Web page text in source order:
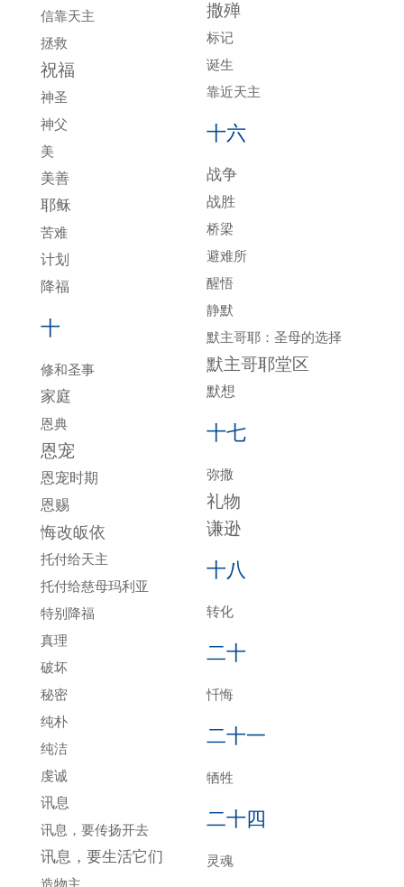
信靠天主
拯救
祝福
神圣
神父
美
美善
耶稣
苦难
计划
降福
十
修和圣事
家庭
恩典
恩宠
恩宠时期
恩赐
悔改皈依
托付给天主
托付给慈母玛利亚
特别降福
真理
破坏
秘密
纯朴
纯洁
虔诚
讯息
讯息，要传扬开去
讯息，要生活它们
造物主
撒殚
标记
诞生
靠近天主
十六
战争
战胜
桥梁
避难所
醒悟
静默
默主哥耶：圣母的选择
默主哥耶堂区
默想
十七
弥撒
礼物
谦逊
十八
转化
二十
忏悔
二十一
牺牲
二十四
灵魂